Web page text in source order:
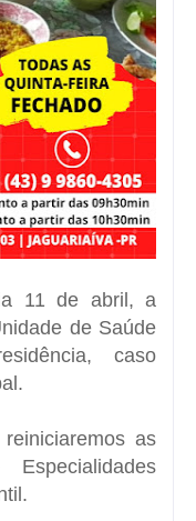
11 de abril, a
de Saúde
caso
as